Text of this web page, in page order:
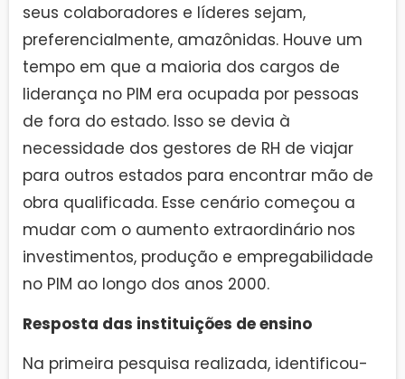
seus colaboradores e líderes sejam,
preferencialmente, amazônidas. Houve um
tempo em que a maioria dos cargos de
liderança no PIM era ocupada por pessoas
de fora do estado. Isso se devia à
necessidade dos gestores de RH de viajar
para outros estados para encontrar mão de
obra qualificada. Esse cenário começou a
mudar com o aumento extraordinário nos
investimentos, produção e empregabilidade
no PIM ao longo dos anos 2000.
Resposta das instituições de ensino
Na primeira pesquisa realizada, identificou-